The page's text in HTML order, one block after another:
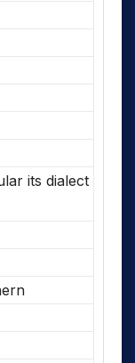
its dialect